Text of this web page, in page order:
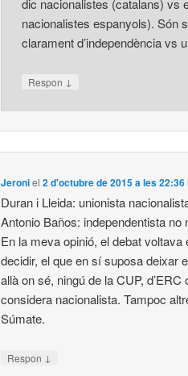
dic nacionalistes (catalans) vs
nacionalistes espanyols). Són
clarament d’independència vs
Respon ↓
Jeroniel2 d'octubre de 2015 a les 22:36
Duran i Lleida: unionista
Antonio Baños: independentista no
En la meva opinió, el debat voltava
decidir, el que en sí suposa deixar
allà on sé, ningú de la CUP,
considera nacionalista. Tampoc
Súmate.
Respon ↓